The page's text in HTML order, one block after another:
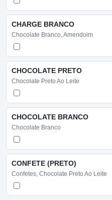
CHARGE BRANCO
Chocolate Branco, Amendoim
CHOCOLATE PRETO
Chocolate Preto Ao Leite
CHOCOLATE BRANCO
Chocolate Branco
CONFETE (PRETO)
Confetes, Chocolate Preto Ao Leite